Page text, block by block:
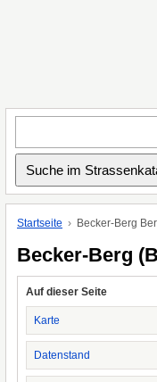
Startseite Becker-Berg
Becker-Berg
Auf dieser Seite
Karte
Datenstand